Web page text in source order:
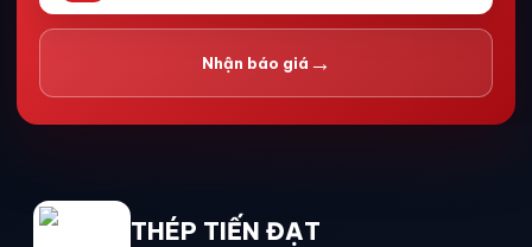
Nhận báo giá →
THÉP TIẾN ĐẠT